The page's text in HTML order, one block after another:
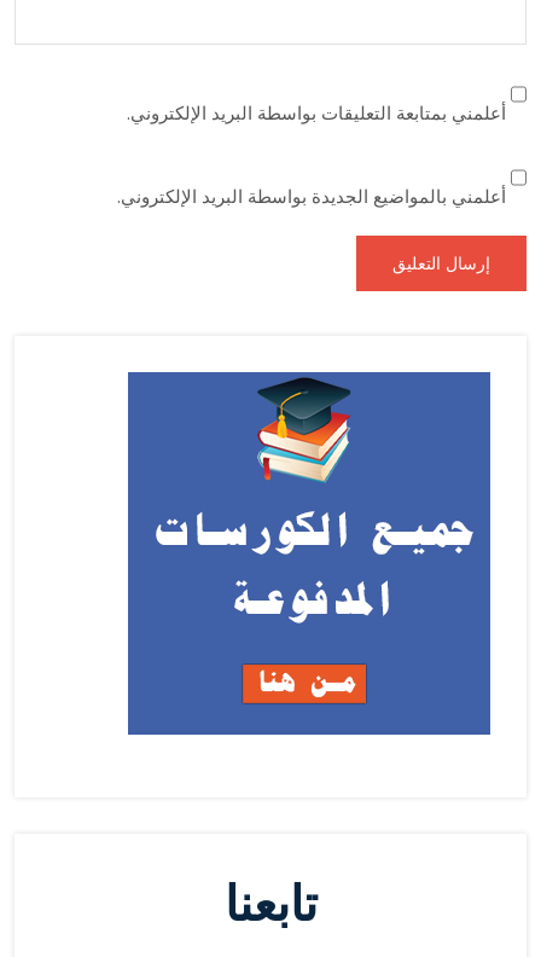
أعلمني بمتابعة التعليقات بواسطة البريد الإلكتروني.
أعلمني بالمواضيع الجديدة بواسطة البريد الإلكتروني.
تابعنا